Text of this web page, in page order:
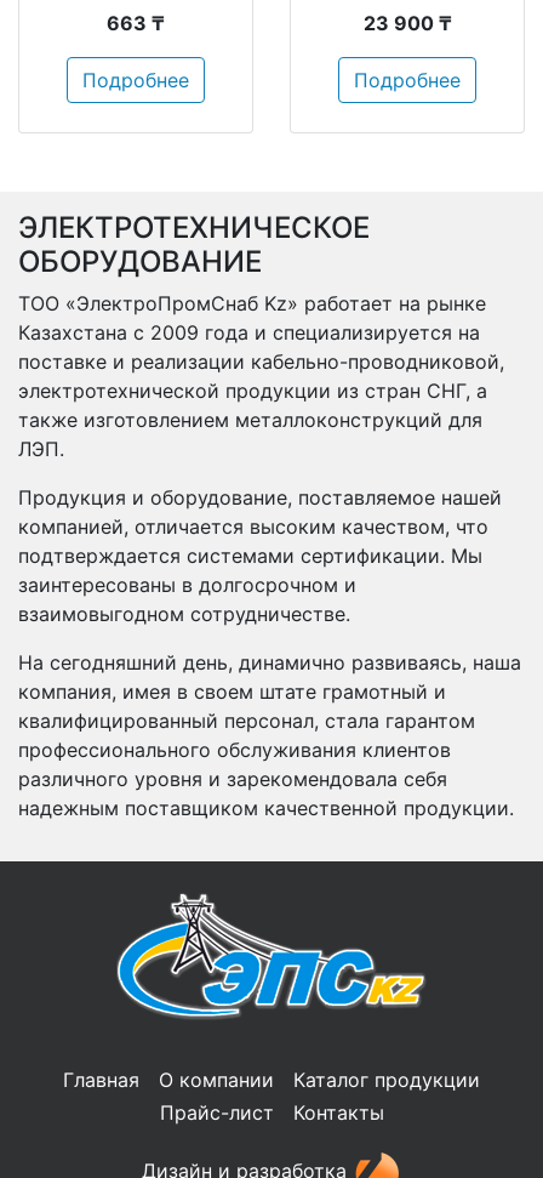
663 ₸
Подробнее
23 900 ₸
Подробнее
ЭЛЕКТРОТЕХНИЧЕСКОЕ
ОБОРУДОВАНИЕ
ТОО «ЭлектроПромСнаб Kz» работает на рынке
Казахстана с 2009 года и специализируется на
поставке и реализации кабельно-проводниковой,
электротехнической продукции из стран СНГ, а
также изготовлением металлоконструкций для
ЛЭП.
Продукция и оборудование, поставляемое нашей
компанией, отличается высоким качеством, что
подтверждается системами сертификации. Мы
заинтересованы в долгосрочном и
взаимовыгодном сотрудничестве.
На сегодняшний день, динамично развиваясь, наша
компания, имея в своем штате грамотный и
квалифицированный персонал, стала гарантом
профессионального обслуживания клиентов
различного уровня и зарекомендовала себя
надежным поставщиком качественной продукции.
Главная О компании
Каталог продукции
Прайс-лист
Контакты
Дизайн и разработка